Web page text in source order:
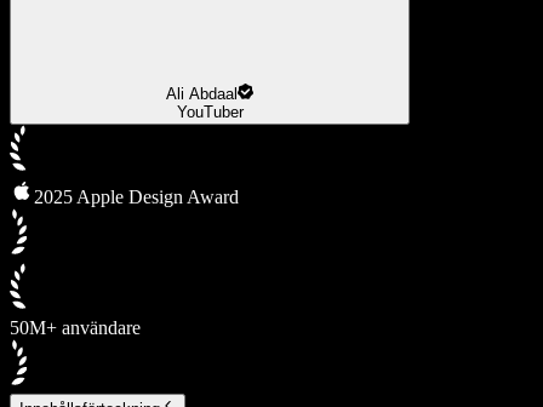
Ali Abdaal
YouTuber
2025 Apple Design Award
50M+ användare